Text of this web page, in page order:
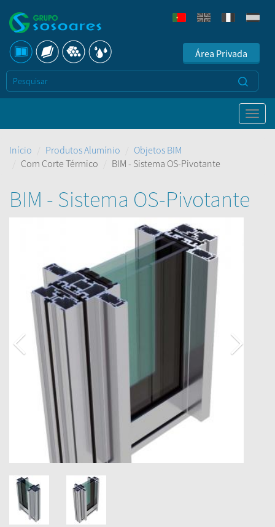
Área Privada
Início Produtos Alumínio
Objetos BIM
Com Corte Térmico
BIM - Sistema OS-Pivotante
BIM - Sistema OS-Pivotante